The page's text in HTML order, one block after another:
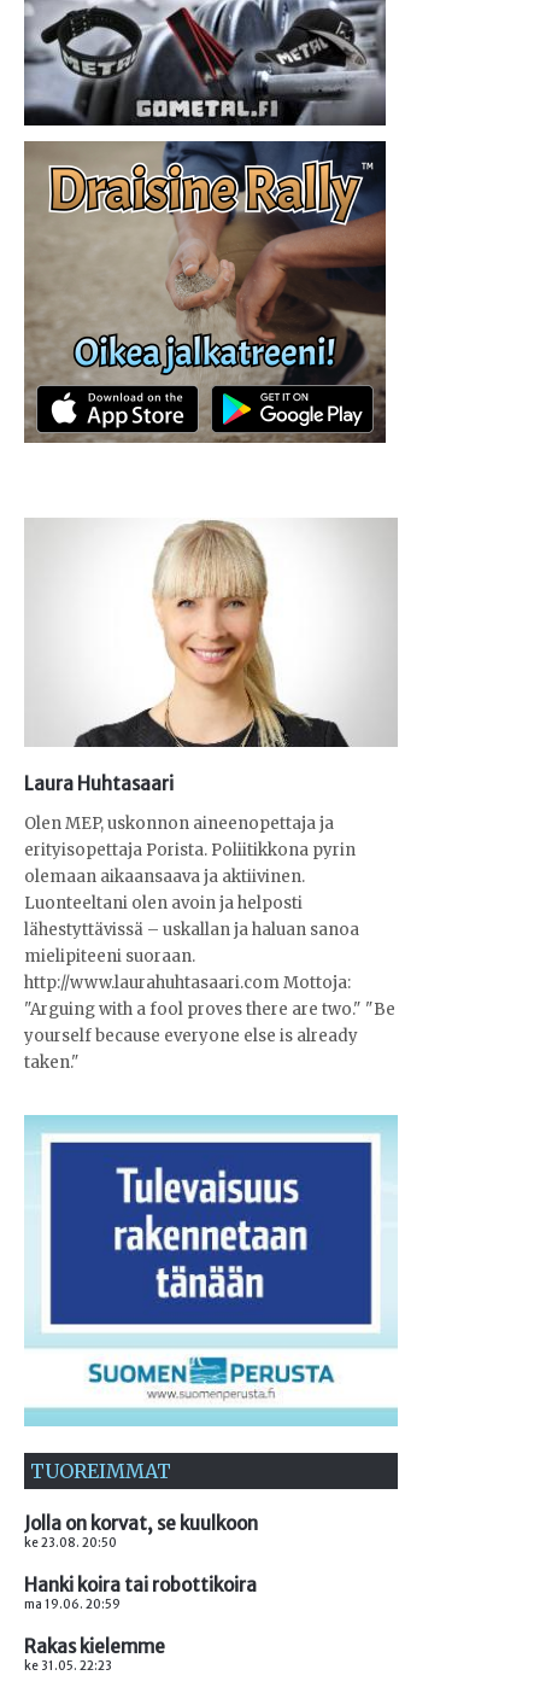
Laura Huhtasaari
Olen MEP, uskonnon aineenopettaja ja
erityisopettaja Porista. Poliitikkona pyrin
olemaan aikaansaava ja aktiivinen.
Luonteeltani olen avoin ja helposti
lähestyttävissä – uskallan ja haluan sanoa
mielipiteeni suoraan.
http://www.laurahuhtasaari.com Mottoja:
"Arguing with a fool proves there are two." "Be
yourself because everyone else is already
taken."
TUOREIMMAT
Jolla on korvat, se kuulkoon
ke 23.08. 20:50
Hanki koira tai robottikoira
ma 19.06. 20:59
Rakas kielemme
ke 31.05. 22:23